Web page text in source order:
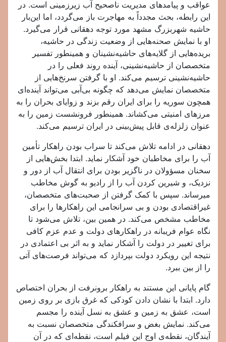
عواقب و پیامدهای مدیریت ناصحیح آب زیرزمینی است. در
این رابطه، بحث مجدداً به مهاجرت باز می‌گردد، اما این‌بار
حاشیه شهربزرگ مشهد مورد توجه دهقانی قرار می‌گیرد.
او با نمایش صحنه‌هایی از وضعیت زندگی در حاشیه،
بریده‌هایی از گلایه‌های حاشیه‌نشینان و همینطور تفسیر
متخصصان از حاشیه‌نشینی، آینده روند فعلی را در
حاشیه‌نشینی ترسیم می‌کند. او با گرفتن سرنخ‌هایی از
متخصصان نمایش می‌دهد که چگونه بی‌آبی می‌تواند آینده‌ای
همچون سوریه را برای ایران رقم بزند و زوایای بحران را به
مرزهای امنیتی می‌کشاند. همینطور فرونشست زمین را به
عنوان زلزله‌ی قابل پیش‌بینی در ایران ترسیم می‌کند.
دهقانی در ادامه تلاش می‌کند تا سراب بودن راهکار تأمین
آب را برای مخاطبان خود آشکار نماید. ابتدا بخش‌هایی از
سخنان مسؤولان در ناگزیر بودن برای انتقال آب از دور و
نزدیک، و شیرین کردن آب را از رادیو به گوش مخاطب
میرساند. سپس با کمک گرفتن از صحبت‌های متخصصان،
غیراقتصادی بودن و بی سرانجامی این راهکارها را برای
مخاطب مشخص می‌کند. در همین بین، تلاش می‌شود تا
نگاه عوام فریبانه در راهکارهای دولت و عدم عزم کافی
برای تغییر در دولت را آشکار نماید و به اثر بی اعتمادی در
نتیجه این رویکرد دولت بپردازد که می‌تواند فرصت‌های آتی
را از بین ببرد.
گام پایانی این مستند به راهکار برونرفت از بحران اختصاص
دارد. ابتدا با نشان دادن کودکی که غرق بازی بر روی زمین
است، عشق به زمین و عشق به نسل آینده را مجسم
می‌کند. نمایش بغض و سرافکندگی متخصصان نسبت به
آیندگان، نقطه‌ی اوج این فیلم است، نقطه‌ای که در آن